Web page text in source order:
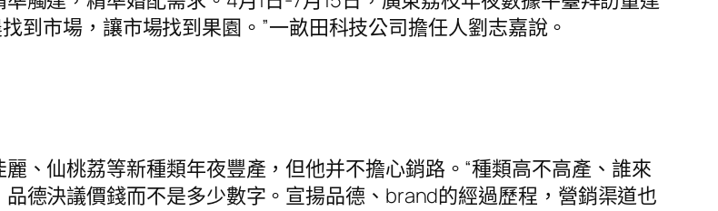
到市場，讓市場找到果園。”一畝田科技公司擔任人劉志嘉說。
、仙桃荔等新種類年夜豐產，但他并不擔心銷路。“種類高不高產、誰來
德決議價錢而不是多少數字。宣揚品德、brand的經過歷程，營銷渠道也